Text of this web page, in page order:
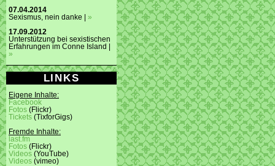
07.04.2014
Sexismus, nein danke | »
17.09.2012
Unterstützung bei sexistischen
Erfahrungen im Conne Island |
»
LINKS
Eigene Inhalte:
Facebook
Fotos (Flickr)
Tickets (TixforGigs)
Fremde Inhalte:
last.fm
Fotos (Flickr)
Videos (YouTube)
Videos (vimeo)